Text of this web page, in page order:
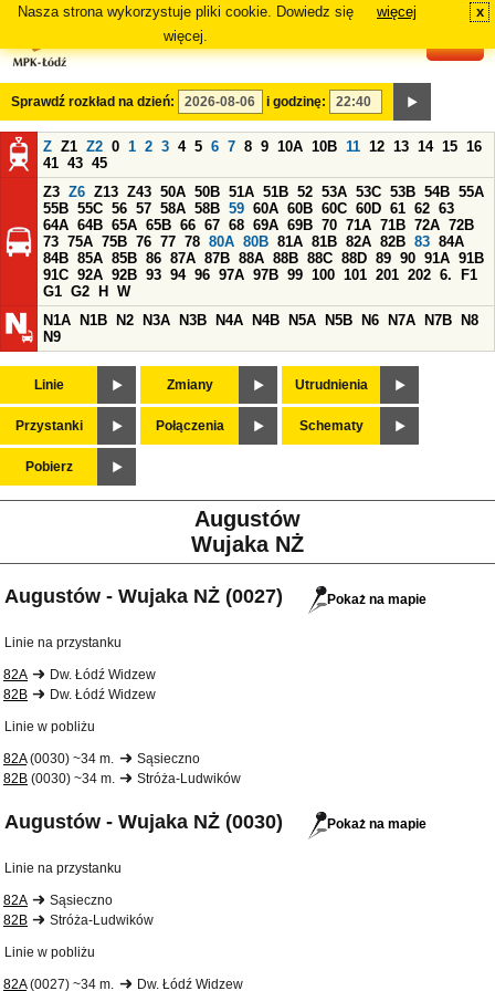
Nasza strona wykorzystuje pliki cookie. Dowiedz się
więcej.
więcej x
Sprawdź rozkład na dzień: i godzinę:
Z Z1 Z2 0 1 2 3 4 5 6 7 8 9 10A 10B 11 12 13 14 15 16
41 43 45
Z3 Z6 Z13 Z43 50A 50B 51A 51B 52 53A 53C 53B 54B 55A
55B 55C 56 57 58A 58B 59 60A 60B 60C 60D 61 62 63
64A 64B 65A 65B 66 67 68 69A 69B 70 71A 71B 72A 72B
73 75A 75B 76 77 78 80A 80B 81A 81B 82A 82B 83 84A
84B 85A 85B 86 87A 87B 88A 88B 88C 88D 89 90 91A 91B
91C 92A 92B 93 94 96 97A 97B 99 100 101 201 202 6.
F1
G1 G2 H
W
N1A
N1B N2 N3A N3B N4A N4B N5A N5B N6 N7A N7B
N8
N9
Linie Zmiany Utrudnienia
Przystanki Połączenia Schematy
Pobierz
Augustów
Wujaka NŻ
Augustów - Wujaka NŻ (0027) Pokaż na mapie
Linie na przystanku
82A
Dw. Łódź Widzew
82B
Dw. Łódź Widzew
Linie w pobliżu
82A(0030) ~34 m.
Sąsieczno
82B (0030) ~34 m. Stróża-Ludwików
Augustów - Wujaka NŻ (0030) Pokaż na mapie
Linie na przystanku
82A
Sąsieczno
82B
Stróża-Ludwików
Linie w pobliżu
82A(0027) ~34 m. Dw. Łódź Widzew